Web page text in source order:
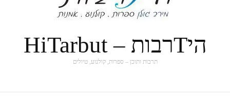
היTרבות – HiTarbut
תרבות ותוכן – ספרות, קולנוע, טיולים